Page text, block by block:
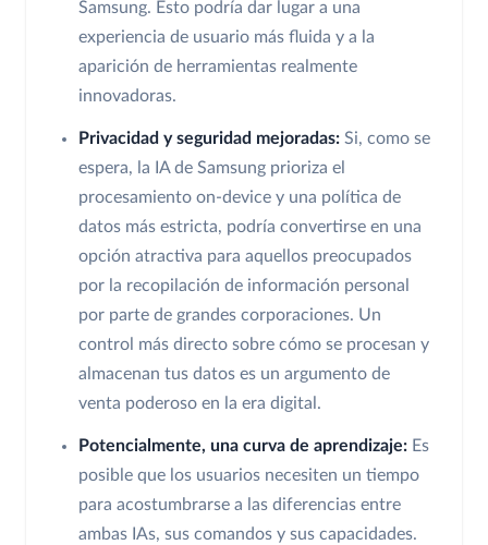
Samsung. Esto podría dar lugar a una
experiencia de usuario más fluida y a la
aparición de herramientas realmente
innovadoras.
Privacidad y seguridad mejoradas: Si, como se
espera, la IA de Samsung prioriza el
procesamiento on-device y una política de
datos más estricta, podría convertirse en una
opción atractiva para aquellos preocupados
por la recopilación de información personal
por parte de grandes corporaciones. Un
control más directo sobre cómo se procesan y
almacenan tus datos es un argumento de
venta poderoso en la era digital.
Potencialmente, una curva de aprendizaje: Es
posible que los usuarios necesiten un tiempo
para acostumbrarse a las diferencias entre
ambas IAs, sus comandos y sus capacidades.